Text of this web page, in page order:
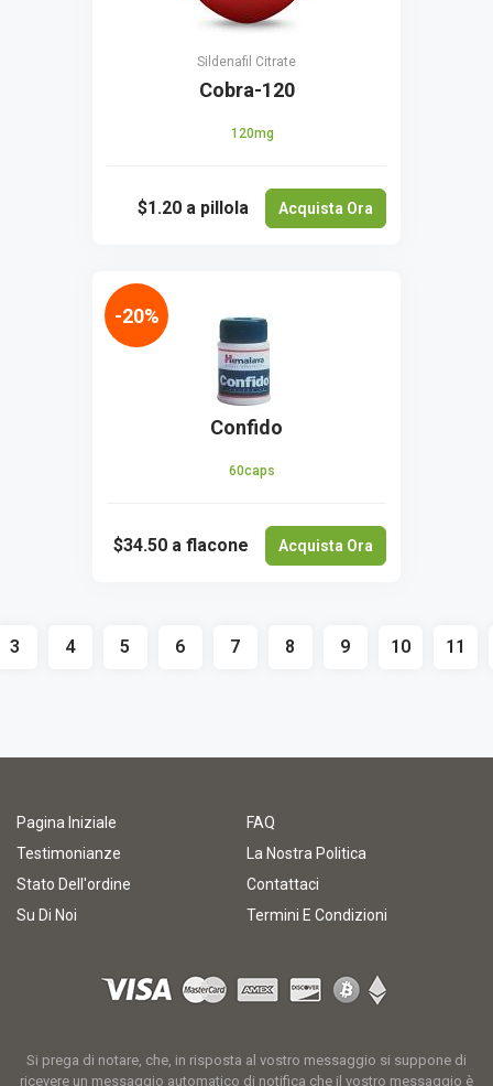
Sildenafil Citrate
Cobra-120
120mg
$1.20 a pillola Acquista Ora
Confido
60caps
$34.50 a flacone Acquista Ora
-20%
3 4 5 6 7 8 9 10 11
Pagina Iniziale
FAQ
Testimonianze
La Nostra Politica
Stato Dell'ordine
Contattaci
Su Di Noi
Termini E Condizioni
Si prega di notare, che, in risposta al vostro messaggio si suppone di
ricevere un messaggio automatico di notifica che il vostro messaggio è